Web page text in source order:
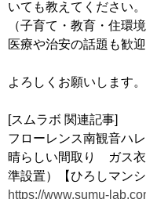
いても教えてください。
（子育て・教育・住環
医療や治安の話題も歓迎
よろしくお願いします。
[スムラボ 関連記事]
フローレンス南観音ハ
晴らしい間取り ガス
準設置）【ひろしマンシ
https://www.sumu-